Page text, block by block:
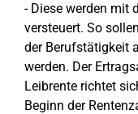
- Diese werden mit
versteuert. So
der Berufstätigkeit
werden. Der
Leibrente richtet
Beginn der